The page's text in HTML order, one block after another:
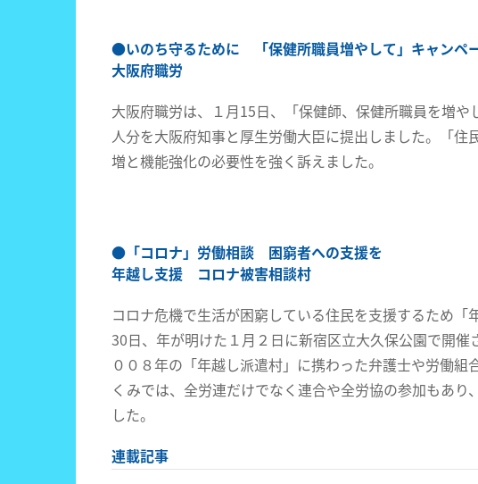
●いのち守るために 「保健所職員増やして」キャンペ
大阪府職労
大阪府職労は、１月15日、「保健師、保健所職員を増
人分を大阪府知事と厚生労働大臣に提出しました。「
増と機能強化の必要性を強く訴えました。
● 「コロナ」労働相談 困窮者への支援を
年越し支援 コロナ被害相談村
コロナ危機で生活が困窮している住民を支援するため
30日、年が明けた１月２日に新宿区立大久保公園で開
００８年の「年越し派遣村」に携わった弁護士や労働
くみでは、全労連だけでなく連合や全労協の参加もあ
した。
連載記事